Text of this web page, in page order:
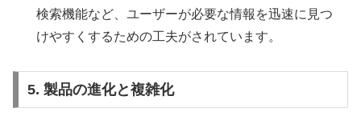
検索機能など、ユーザーが必要な情報を迅速に見つ
けやすくするための工夫がされています。
5. 製品の進化と複雑化